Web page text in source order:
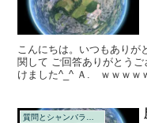
こんにちは。いつもありが
関して ご回答ありがとう
けました^_^ Ａ. ｗｗｗｗ
かｗｗｗ さらにユダヤ人
質問とシャンバラの回答